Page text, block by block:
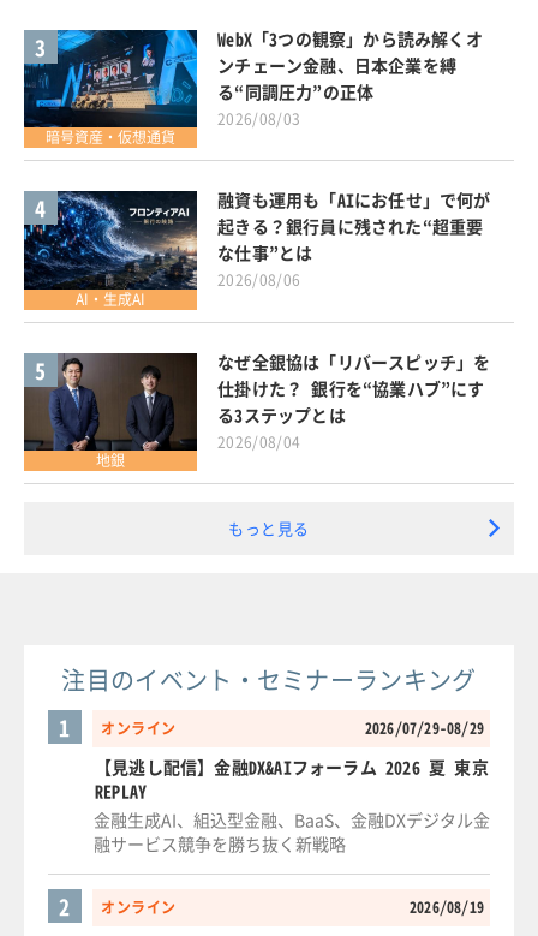
3
暗号資産・仮想通貨
WebX「3つの観察」から読み解くオ
ンチェーン金融、日本企業を縛
る“同調圧力”の正体
2026/08/03
4
AI・生成AI
融資も運用も「AIにお任せ」で何が
起きる？銀行員に残された“超重要
な仕事”とは
2026/08/06
5
地銀
なぜ全銀協は「リバースピッチ」を
仕掛けた？ 銀行を“協業ハブ”にす
る3ステップとは
2026/08/04
もっと見る
注目のイベント・セミナーランキング
オンライン 2026/07/29-08/29
1
【見逃し配信】金融DX&AIフォーラム 2026 夏 東京
REPLAY
金融生成AI、組込型金融、BaaS、金融DXデジタル金
融サービス競争を勝ち抜く新戦略
オンライン 2026/08/19
2